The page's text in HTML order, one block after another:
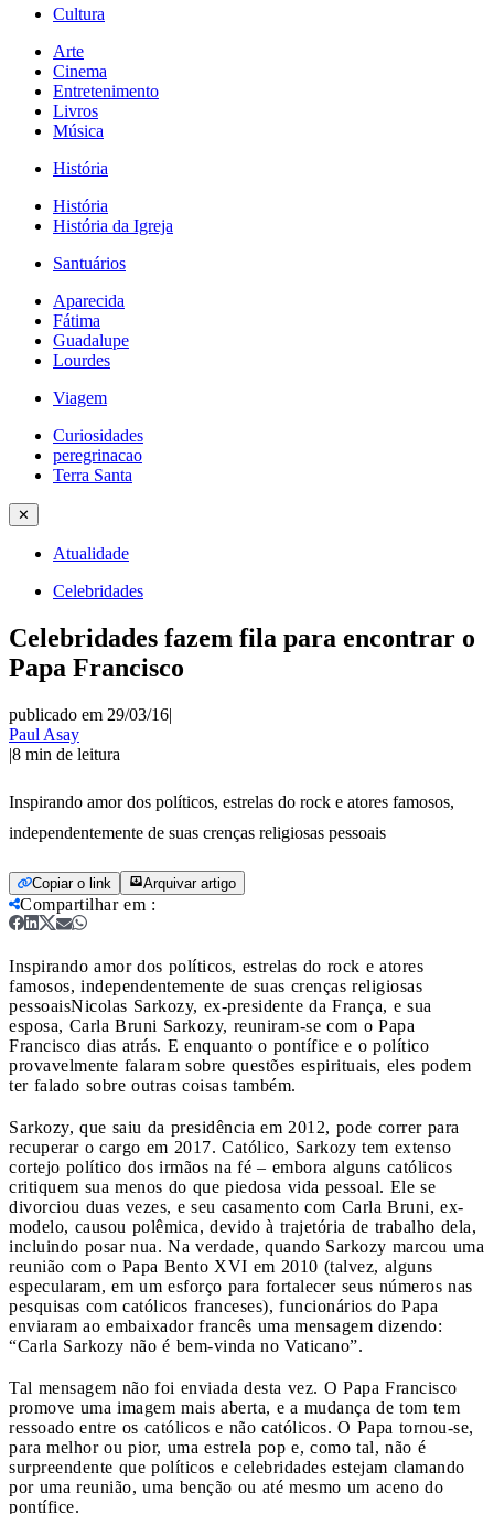
Cultura
Arte
Cinema
Entretenimento
Livros
Música
História
História
História da Igreja
Santuários
Aparecida
Fátima
Guadalupe
Lourdes
Viagem
Curiosidades
peregrinacao
Terra Santa
✕
Atualidade
Celebridades
Celebridades fazem fila para encontrar o
Papa Francisco
publicado em 29/03/16|
Paul Asay
|8 min de leitura
Inspirando amor dos políticos, estrelas do rock e atores famosos,
independentemente de suas crenças religiosas pessoais
Copiar o link Arquivar artigo
Compartilhar em :
Inspirando amor dos políticos, estrelas do rock e atores
famosos, independentemente de suas crenças religiosas
pessoaisNicolas Sarkozy, ex-presidente da França, e sua
esposa, Carla Bruni Sarkozy, reuniram-se com o Papa
Francisco dias atrás. E enquanto o pontífice e o político
provavelmente falaram sobre questões espirituais, eles podem
ter falado sobre outras coisas também.
Sarkozy, que saiu da presidência em 2012, pode correr para
recuperar o cargo em 2017. Católico, Sarkozy tem extenso
cortejo político dos irmãos na fé – embora alguns católicos
critiquem sua menos do que piedosa vida pessoal. Ele se
divorciou duas vezes, e seu casamento com Carla Bruni, ex-
modelo, causou polêmica, devido à trajetória de trabalho dela,
incluindo posar nua. Na verdade, quando Sarkozy marcou uma
reunião com o Papa Bento XVI em 2010 (talvez, alguns
especularam, em um esforço para fortalecer seus números nas
pesquisas com católicos franceses), funcionários do Papa
enviaram ao embaixador francês uma mensagem dizendo:
“Carla Sarkozy não é bem-vinda no Vaticano”.
Tal mensagem não foi enviada desta vez. O Papa Francisco
promove uma imagem mais aberta, e a mudança de tom tem
ressoado entre os católicos e não católicos. O Papa tornou-se,
para melhor ou pior, uma estrela pop e, como tal, não é
surpreendente que políticos e celebridades estejam clamando
por uma reunião, uma benção ou até mesmo um aceno do
pontífice.